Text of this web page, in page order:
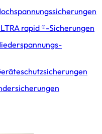
rapid ®-Sicherungen